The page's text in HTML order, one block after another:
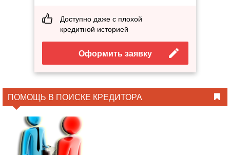
Доступно даже с плохой
кредитной историей
Оформить заявку
ПОМОЩЬ В ПОИСКЕ КРЕДИТОРА